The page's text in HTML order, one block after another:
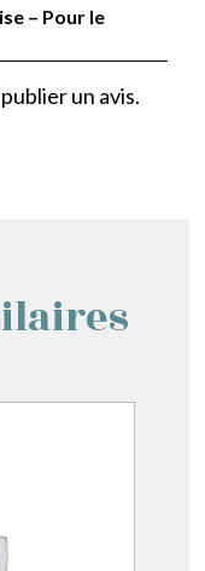
– Pour le
un avis.